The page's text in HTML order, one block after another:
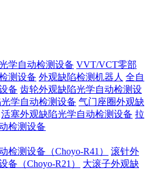
学自动检测设备 VVT/VCT零部
测设备 外观缺陷检测机器人 全自
备 齿轮外观缺陷光学自动检测设
学自动检测设备 气门座圈外观缺
活塞外观缺陷光学自动检测设备 拉
检测设备
检测设备（Choyo-R41）
滚针外
备（Choyo-R21）
大滚子外观缺